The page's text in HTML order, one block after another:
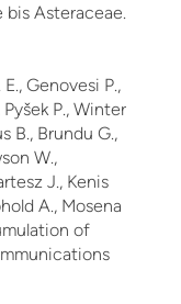
bis Asteraceae.
Genovesi P.,
Pyšek P., Winter
B., Brundu G.,
W.,
J., Kenis
A., Mosena
of